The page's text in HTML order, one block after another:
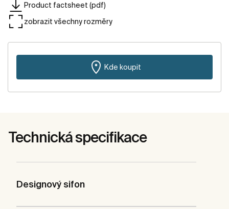
Product factsheet (pdf)
zobrazit všechny rozměry
Kde koupit
Technická specifikace
Designový sifon